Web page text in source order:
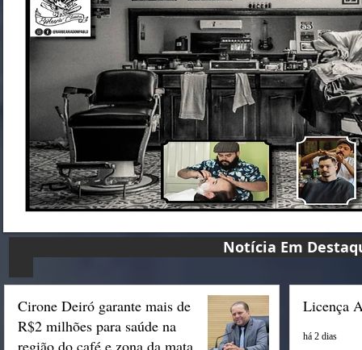
Notícia Em
Cirone Deiró garante mais de
R$2 milhões para saúde na
região do café e zona da mata
Licença
há 2 dias